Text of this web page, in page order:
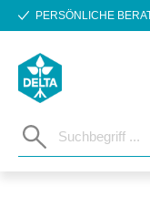
Zum Hauptinhalt
PERSÖNLICHE